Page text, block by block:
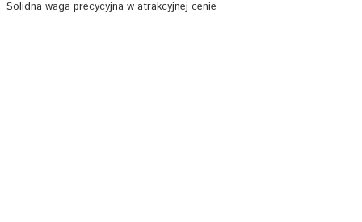
Solidna waga precycyjna w atrakcyjnej cenie